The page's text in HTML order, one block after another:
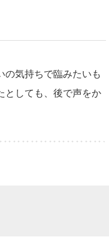
の気持ちで臨みたいも
としても、後で声をか